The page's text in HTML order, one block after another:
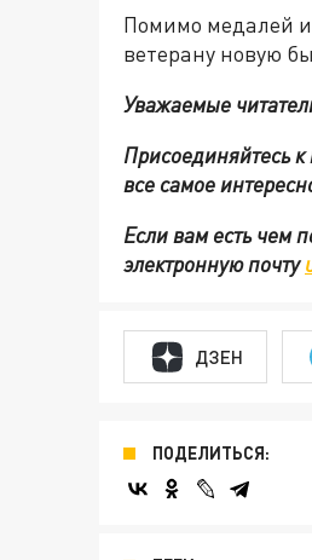
Помимо медалей
ветерану новую
Уважаемые
Присоединяйтесь к
все самое
Если вам есть чем
электронную почту
ДЗЕН
ПОДЕЛИТЬСЯ: